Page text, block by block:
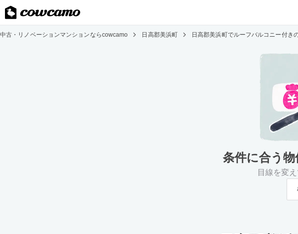
中古・リノベーションマンションならcowcamo 日高郡美浜町 日高郡美浜町でルーフバルコニー付き
条件に合う物
目線を変